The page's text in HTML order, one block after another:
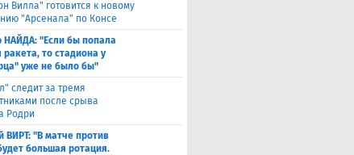
Вилла" готовится к новому
"Арсенала" по Консе
НАЙДА: "Если бы попала
ракета, то стадиона у
уже не было бы"
следит за тремя
после срыва
Родри
ВИРТ: "В матче против
большая ротация.